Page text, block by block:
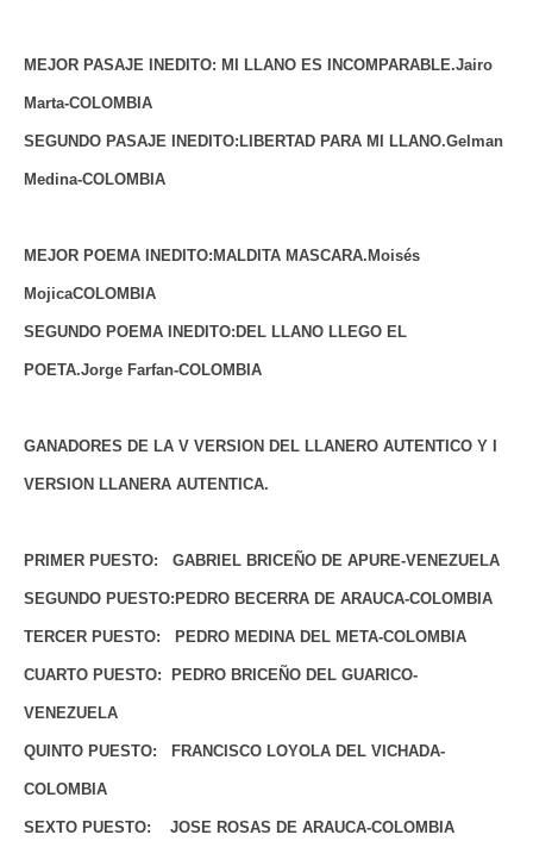
MEJOR PASAJE INEDITO: MI LLANO ES INCOMPARABLE.Jairo
Marta-COLOMBIA
SEGUNDO PASAJE INEDITO:LIBERTAD PARA MI LLANO.Gelman
Medina-COLOMBIA
MEJOR POEMA INEDITO:MALDITA MASCARA.Moisés
MojicaCOLOMBIA
SEGUNDO POEMA INEDITO:DEL LLANO LLEGO EL
POETA.Jorge Farfan-COLOMBIA
GANADORES DE LA V VERSION DEL LLANERO AUTENTICO Y I
VERSION LLANERA AUTENTICA.
PRIMER PUESTO: GABRIEL BRICEÑO DE APURE-VENEZUELA
SEGUNDO PUESTO:PEDRO BECERRA DE ARAUCA-COLOMBIA
TERCER PUESTO: PEDRO MEDINA DEL META-COLOMBIA
CUARTO PUESTO: PEDRO BRICEÑO DEL GUARICO-
VENEZUELA
QUINTO PUESTO: FRANCISCO LOYOLA DEL VICHADA-
COLOMBIA
SEXTO PUESTO: JOSE ROSAS DE ARAUCA-COLOMBIA